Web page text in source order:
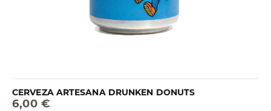
CERVEZA ARTESANA DRUNKEN DONUTS
6,00 €